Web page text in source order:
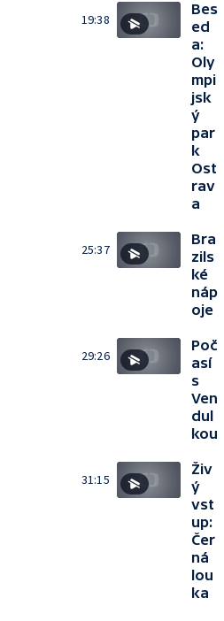
19:38
Bes
ed
a:
Oly
mpi
jsk
ý
par
k
Ost
rav
a
25:37
Bra
zils
ké
náp
oje
29:26
Poč
así
s
Ven
dul
kou
31:15
Živ
ý
vst
up:
Čer
ná
lou
ka